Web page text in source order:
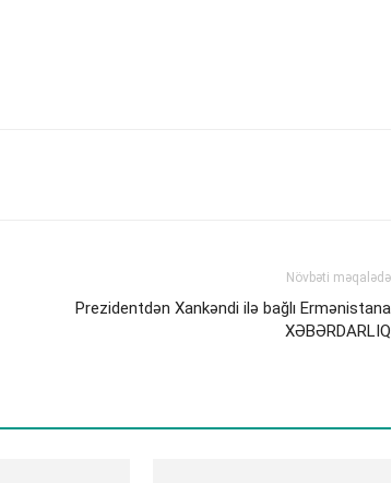
Növbəti məqalədə
Prezidentdən Xankəndi ilə bağlı Ermənistana
XƏBƏRDARLIQ